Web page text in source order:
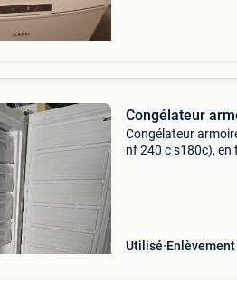
Congélateur
Congélateur
nf 240 c s180c),
Utilisé Enlèvement